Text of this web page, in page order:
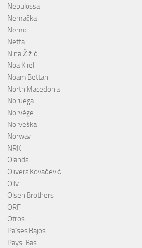
Nebulossa
Nemačka
Nemo
Netta
Nina Žižić
Noa Kirel
Noam Bettan
North Macedonia
Noruega
Norvège
Norveška
Norway
NRK
Olanda
Olivera Kovačević
Olly
Olsen Brothers
ORF
Otros
Países Bajos
Pays-Bas